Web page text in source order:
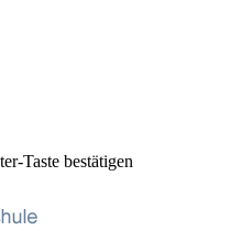
Taste bestätigen